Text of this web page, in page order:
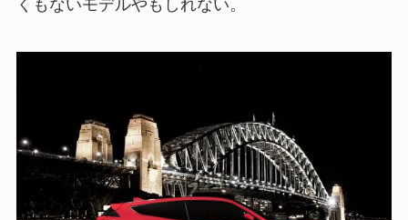
くもないモデルやもしれない。